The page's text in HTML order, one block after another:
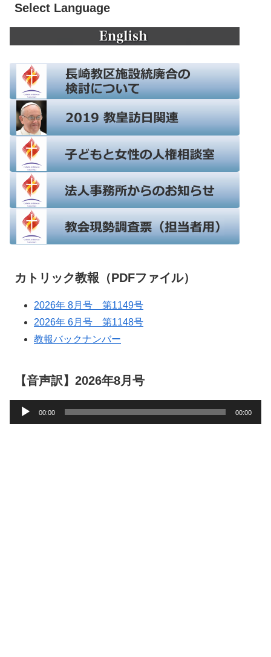
Select Language
カトリック教報（PDFファイル）
2026年 8月号 第1149号
2026年 6月号 第1148号
教報バックナンバー
【音声訳】2026年8月号
声
00:00 00:00